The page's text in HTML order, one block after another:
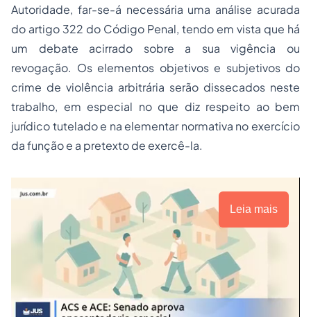
Autoridade, far-se-á necessária uma análise acurada
do artigo 322 do Código Penal, tendo em vista que há
um debate acirrado sobre a sua vigência ou
revogação. Os elementos objetivos e subjetivos do
crime de violência arbitrária serão dissecados neste
trabalho, em especial no que diz respeito ao bem
jurídico tutelado e na elementar normativa no exercício
da função e a pretexto de exercê-la.
Leia mais